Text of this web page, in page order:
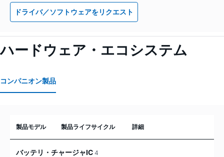
ドライバ／ソフトウェアをリクエスト
ハードウェア・エコシステム
コンパニオン製品
製品モデル 製品ライフサイクル 詳細
バッテリ・チャージャIC 4